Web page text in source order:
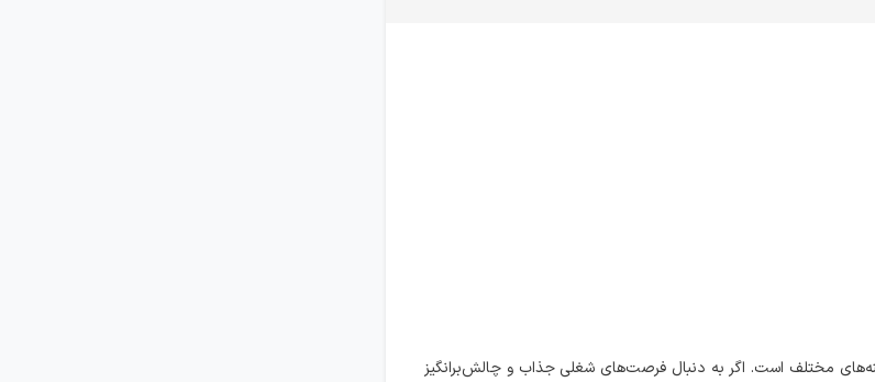
مختلف است. اگر به دنبال فرصت‌های شغلی جذاب و چالش‌برانگیز